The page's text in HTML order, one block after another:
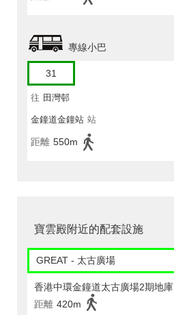
專線小巴
31
往 田灣邨
金鐘道金鐘站 站
距離 550m
寶雲殿附近的配套設施
GREAT - 太古廣場
香港中環金鐘道太古廣場2期地庫
距離 420m